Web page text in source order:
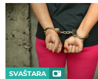
SVAŠTARA